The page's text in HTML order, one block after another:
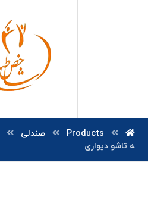
Products صندلی
ه تاشو دیواری